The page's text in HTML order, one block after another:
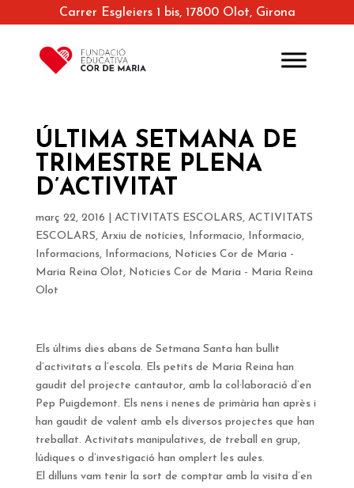
Carrer Esgleiers 1 bis, 17800 Olot, Girona
ÚLTIMA SETMANA DE
TRIMESTRE PLENA
D’ACTIVITAT
març 22, 2016 ACTIVITATS ESCOLARS, ACTIVITATS
ESCOLARS, Arxiu de notícies, Informacio, Informacio,
Informacions, Informacions, Noticies Cor de Maria -
Maria Reina Olot, Noticies Cor de Maria - Maria Reina
Olot
Els últims dies abans de Setmana Santa han bullit
d’activitats a l’escola. Els petits de Maria Reina han
gaudit del projecte cantautor, amb la col·laboració d’en
Pep Puigdemont. Els nens i nenes de primària han après i
han gaudit de valent amb els diversos projectes que han
treballat. Activitats manipulatives, de treball en grup,
lúdiques o d’investigació han omplert les aules.
El dilluns vam tenir la sort de comptar amb la visita d’en